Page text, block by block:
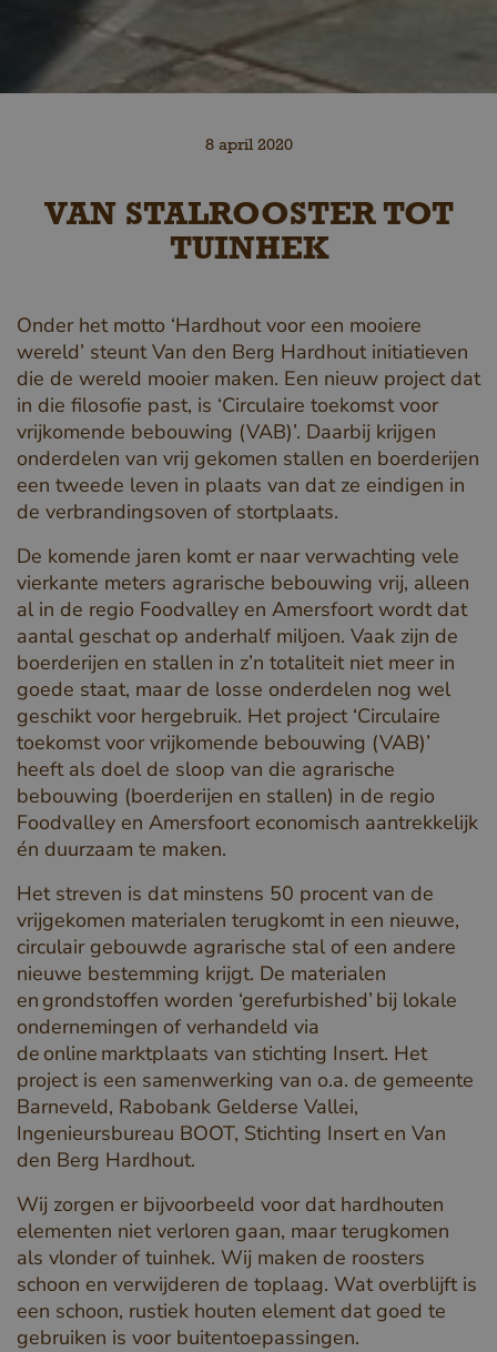
8 april 2020
VAN STALROOSTER TOT
TUINHEK
Onder het motto ‘Hardhout voor een mooiere
wereld’ steunt Van den Berg Hardhout initiatieven
die de wereld mooier maken. Een nieuw project dat
in die filosofie past, is ‘Circulaire toekomst voor
vrijkomende bebouwing (VAB)’. Daarbij krijgen
onderdelen van vrij gekomen stallen en boerderijen
een tweede leven in plaats van dat ze eindigen in
de verbrandingsoven of stortplaats.
De komende jaren komt er naar verwachting vele
vierkante meters agrarische bebouwing vrij, alleen
al in de regio Foodvalley en Amersfoort wordt dat
aantal geschat op anderhalf miljoen. Vaak zijn de
boerderijen en stallen in z’n totaliteit niet meer in
goede staat, maar de losse onderdelen nog wel
geschikt voor hergebruik. Het project ‘Circulaire
toekomst voor vrijkomende bebouwing (VAB)’
heeft als doel de sloop van die agrarische
bebouwing (boerderijen en stallen) in de regio
Foodvalley en Amersfoort economisch aantrekkelijk
én duurzaam te maken.
Het streven is dat minstens 50 procent van de
vrijgekomen materialen terugkomt in een nieuwe,
circulair gebouwde agrarische stal of een andere
nieuwe bestemming krijgt. De materialen
en grondstoffen worden ‘gerefurbished’ bij lokale
ondernemingen of verhandeld via
de online marktplaats van stichting Insert. Het
project is een samenwerking van o.a. de gemeente
Barneveld, Rabobank Gelderse Vallei,
Ingenieursbureau BOOT, Stichting Insert en Van
den Berg Hardhout.
Wij zorgen er bijvoorbeeld voor dat hardhouten
elementen niet verloren gaan, maar terugkomen
als vlonder of tuinhek. Wij maken de roosters
schoon en verwijderen de toplaag. Wat overblijft is
een schoon, rustiek houten element dat goed te
gebruiken is voor buitentoepassingen.